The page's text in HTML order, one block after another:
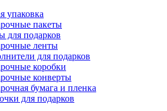
упаковка
пакеты
для подарков
ленты
для подарков
коробки
конверты
бумага и пленка
для подарков